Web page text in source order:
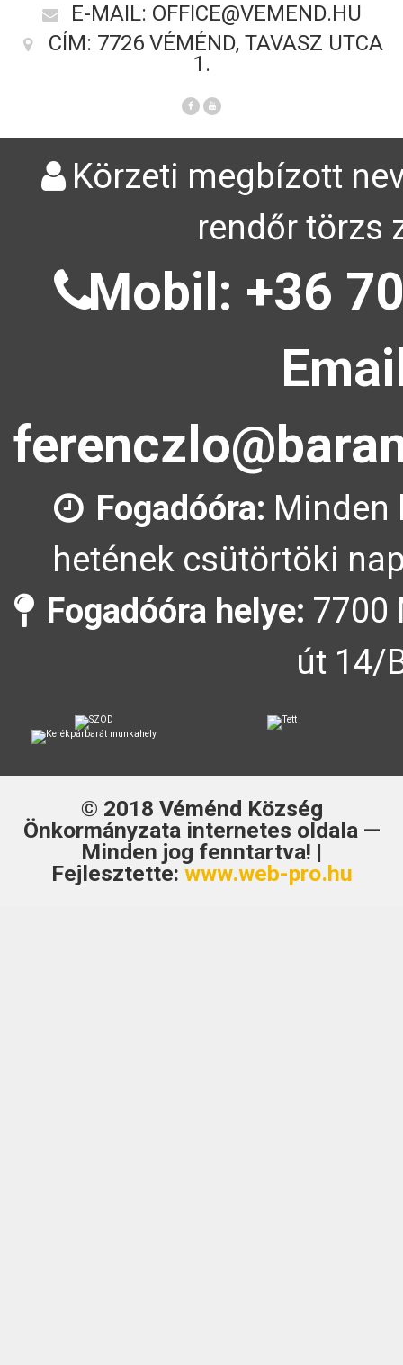
E-MAIL: OFFICE@VEMEND.HU
CÍM: 7726 VÉMÉND, TAVASZ UTCA
1.
Körzeti megbízott
rendőr törzs
Mobil: +36
Fogadóóra: Minden
hetének csütörtöki
Fogadóóra helye: 7700
út 14/
© 2018 Véménd Község
Önkormányzatainternetes oldala —
Minden jog fenntartva! |
Fejlesztette: www.web-pro.hu